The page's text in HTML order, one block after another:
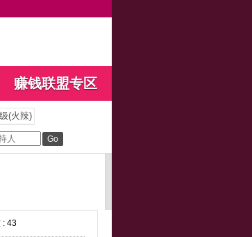
赚钱联盟专区
(火辣)
: 43